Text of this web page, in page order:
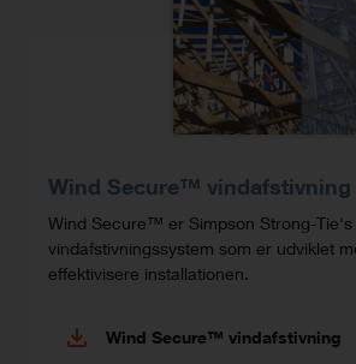
Wind Secure™ vindafstivning
Wind Secure™ er Simpson Strong-Tie's
vindafstivningssystem som er udviklet
effektivisere installationen.
Wind Secure™ vindafstivning